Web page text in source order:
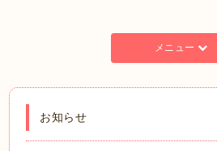
メニュー
お知らせ